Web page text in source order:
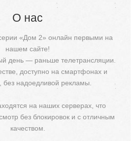
О нас
«Дом 2» онлайн первыми на
нашем сайте!
день — раньше телетрансляции.
доступно на смартфонах и
без надоедливой рекламы.
на наших серверах, что
без блокировок и с отличным
качеством.